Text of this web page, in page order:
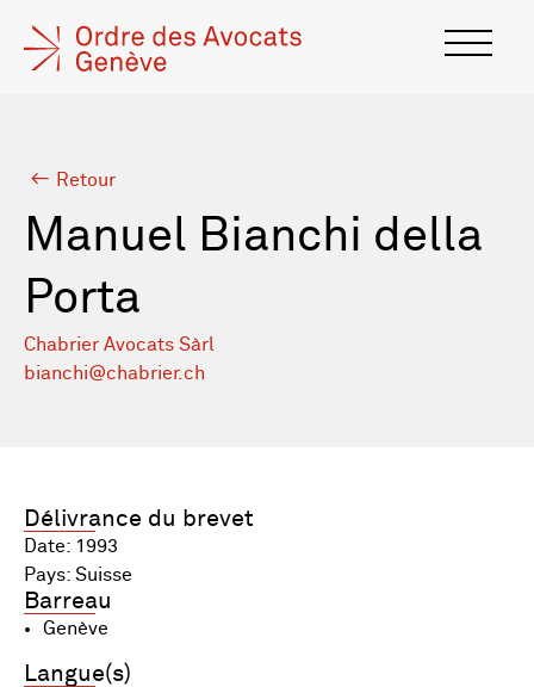
Retour
Manuel Bianchi della
Porta
Chabrier Avocats Sàrl
bianchi@chabrier.ch
Délivrance du brevet
Date: 1993
Pays: Suisse
Barreau
Genève
Langue(s)